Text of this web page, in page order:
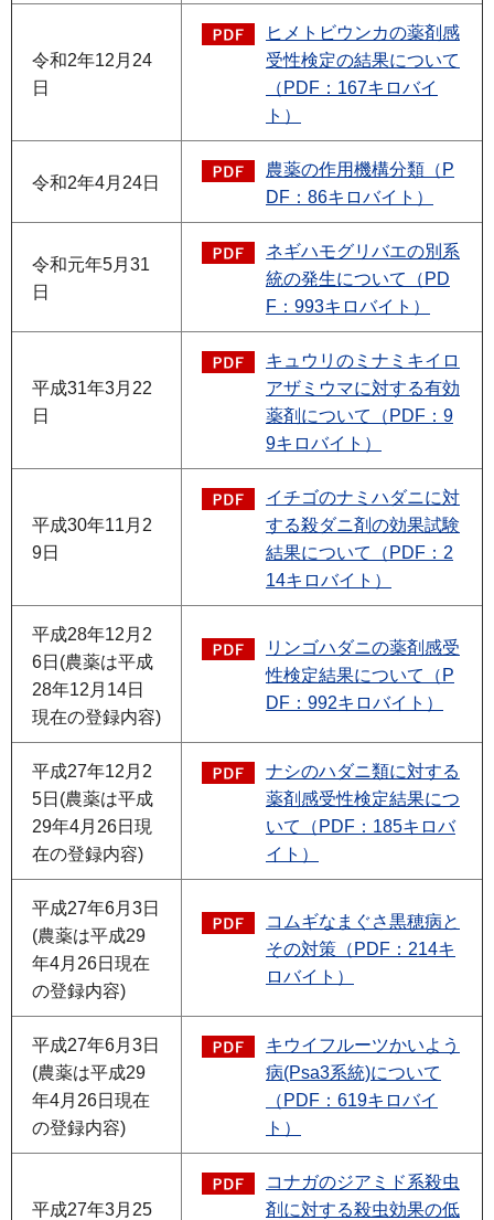
令和2年12月24
日
ヒメトビウンカの薬剤感
受性検定の結果について
（PDF：167キロバイ
ト）
令和2年4月24日
農薬の作用機構分類（P
DF：86キロバイト）
令和元年5月31
日
ネギハモグリバエの別系
統の発生について（PD
F：993キロバイト）
平成31年3月22
日
キュウリのミナミキイロ
アザミウマに対する有効
薬剤について（PDF：9
9キロバイト）
平成30年11月2
9日
イチゴのナミハダニに対
する殺ダニ剤の効果試験
結果について（PDF：2
14キロバイト）
平成28年12月2
6日(農薬は平成
28年12月14日
現在の登録内容)
リンゴハダニの薬剤感受
性検定結果について（P
DF：992キロバイト）
平成27年12月2
5日(農薬は平成
29年4月26日現
在の登録内容)
ナシのハダニ類に対する
薬剤感受性検定結果につ
いて（PDF：185キロバ
イト）
平成27年6月3日
(農薬は平成29
年4月26日現在
の登録内容)
コムギなまぐさ黒穂病と
その対策（PDF：214キ
ロバイト）
平成27年6月3日
(農薬は平成29
年4月26日現在
の登録内容)
キウイフルーツかいよう
病(Psa3系統)について
（PDF：619キロバイ
ト）
平成27年3月25
コナガのジアミド系殺虫
剤に対する殺虫効果の低